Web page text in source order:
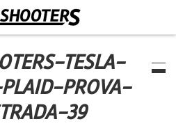
TESLA-
PROVA-
39